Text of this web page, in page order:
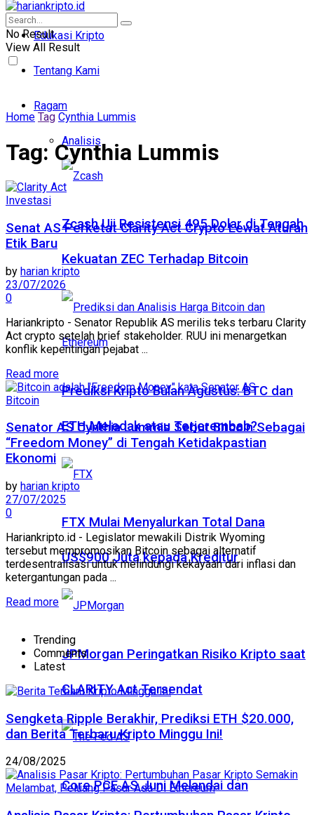
Edukasi Kripto
Tentang Kami
Ragam
Analisis
Zcash Uji Resistensi 495 Dolar di Tengah
Kekuatan ZEC Terhadap Bitcoin
Prediksi Kripto Bulan Agustus: BTC dan
ETH Meledak atau Terjerembab?
FTX Mulai Menyalurkan Total Dana
US$900 Juta kepada Kreditur
JPMorgan Peringatkan Risiko Kripto saat
CLARITY Act Tersendat
Core PCE AS Juni Melandai dan
No Result
View All Result
Home Tag Cynthia Lummis
Tag:Cynthia Lummis
Investasi
Senat AS Perketat Clarity Act Crypto Lewat Aturan
Etik Baru
by harian kripto
23/07/2026
0
Hariankripto - Senator Republik AS merilis teks terbaru Clarity
Act crypto setelah brief stakeholder. RUU ini menargetkan
konflik kepentingan pejabat ...
Read more
Bitcoin
Senator AS Cynthia Lummis Sebut Bitcoin Sebagai
“Freedom Money” di Tengah Ketidakpastian
Ekonomi
by harian kripto
27/07/2025
0
Hariankripto.id - Legislator mewakili Distrik Wyoming
tersebut mempromosikan Bitcoin sebagai alternatif
terdesentralisasi untuk melindungi kekayaan dari inflasi dan
ketergantungan pada ...
Read more
Trending
Comments
Latest
Sengketa Ripple Berakhir, Prediksi ETH $20.000,
dan Berita Terbaru Kripto Minggu Ini!
24/08/2025